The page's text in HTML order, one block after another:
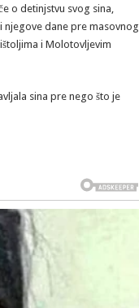
o detinjstvu svog sina,
dane pre masovnog
i Molotovljevim
sina pre nego što je